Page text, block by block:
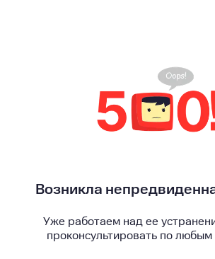
Возникла
Уже работаем над ее
проконсультировать по